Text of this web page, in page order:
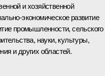
и хозяйственной
экономическое развитие
промышленности, сельского
науки, культуры,
и других областей.